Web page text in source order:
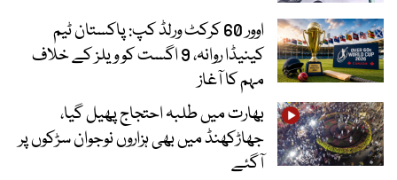
اوور 60 کرکٹ ورلڈ کپ: پاکستان ٹیم
کینیڈا روانہ، 9 اگست کو ویلز کے خلاف
مہم کا آغاز
بھارت میں طلبہ احتجاج پھیل گیا،
جھاڑکھنڈ میں بھی ہزاروں نوجوان سڑکوں پر
آگئے